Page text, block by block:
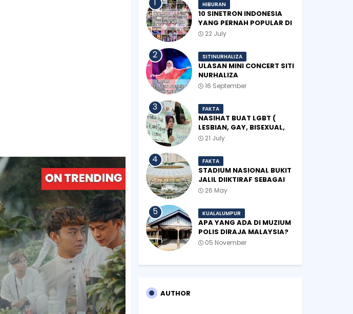
HIBURAN
10 SINETRON INDONESIA
YANG PERNAH POPULAR DI
MALAYSIA
22 July
SITINURHALIZA
ULASAN MINI CONCERT SITI
NURHALIZA
#SHOPEEXSIMPLYSITI 2019
16 September
FAKTA
NASIHAT BUAT LGBT (
LESBIAN, GAY, BISEXUAL,
TRANSGENDER)
21 July
FAKTA
STADIUM NASIONAL BUKIT
JALIL DIIKTIRAF SEBAGAI
'STADIUM OF THE YEAR'.
26 May
KUALALUMPUR
APA YANG ADA DI MUZIUM
POLIS DIRAJA MALAYSIA?
05 November
AUTHOR